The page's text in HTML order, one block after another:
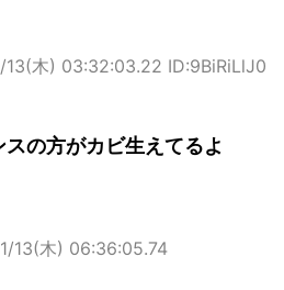
木) 03:32:03.22 ID:9BiRiLlJ0
の方がカビ生えてるよ
13(木) 06:36:05.74